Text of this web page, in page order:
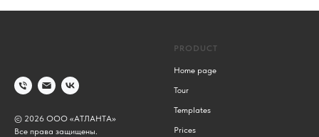
© 2026 ООО «АТЛАНТА»
Все права защищены.
PRODUCT
Home page
Tour
Templates
Prices